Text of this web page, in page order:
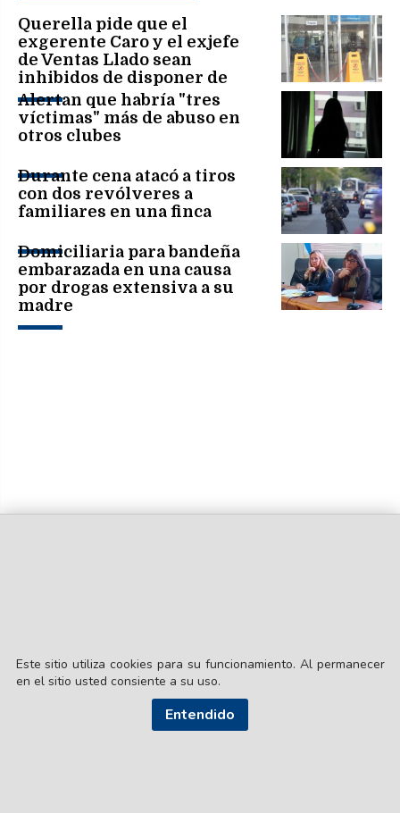
Querella pide que el
exgerente Caro y el exjefe
de Ventas Llado sean
inhibidos de disponer de
bienes
Alertan que habría "tres
víctimas" más de abuso en
otros clubes
Durante cena atacó a tiros
con dos revólveres a
familiares en una finca
Domiciliaria para bandeña
embarazada en una causa
por drogas extensiva a su
madre
Director Editorial: Lic. Gustavo Eduardo Ick
Este sitio utiliza cookies para su funcionamiento. Al permanecer
en el sitio usted consiente a su uso.
Entendido